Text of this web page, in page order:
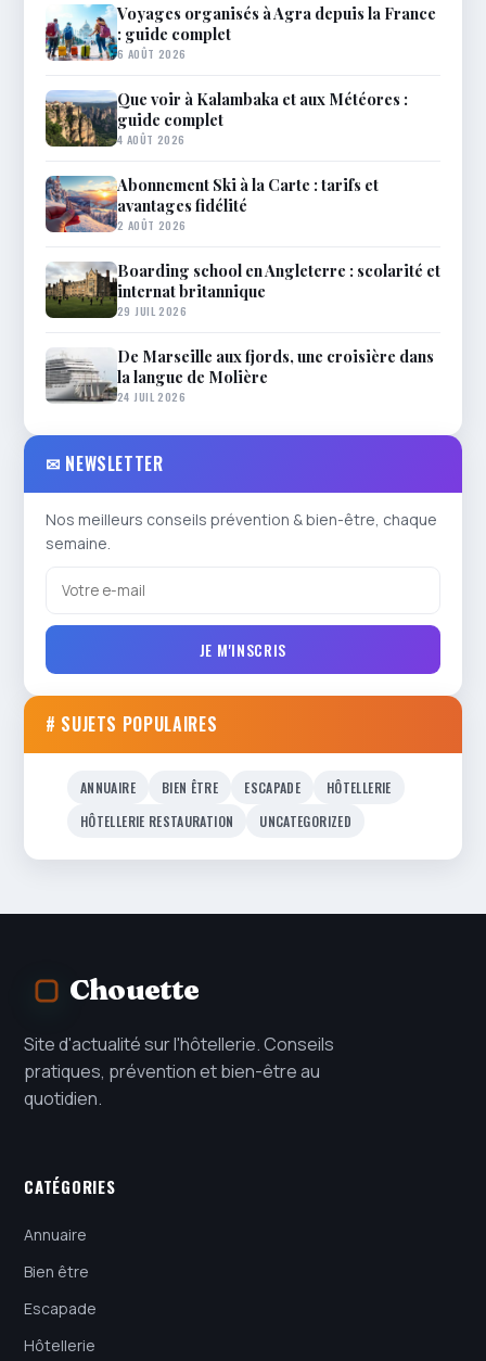
Voyages organisés à Agra depuis la France
: guide complet
6 AOÛT 2026
Que voir à Kalambaka et aux Météores :
guide complet
4 AOÛT 2026
Abonnement Ski à la Carte : tarifs et
avantages fidélité
2 AOÛT 2026
Boarding school en Angleterre : scolarité et
internat britannique
29 JUIL 2026
De Marseille aux fjords, une croisière dans
la langue de Molière
24 JUIL 2026
✉ NEWSLETTER
Nos meilleurs conseils prévention & bien-être, chaque
semaine.
JE M'INSCRIS
# SUJETS POPULAIRES
ANNUAIRE BIEN ÊTRE ESCAPADE
HÔTELLERIE
HÔTELLERIE RESTAURATION
UNCATEGORIZED
Chouette
Site d'actualité sur l'hôtellerie. Conseils
pratiques, prévention et bien-être au
quotidien.
CATÉGORIES
Annuaire
Bien être
Escapade
Hôtellerie